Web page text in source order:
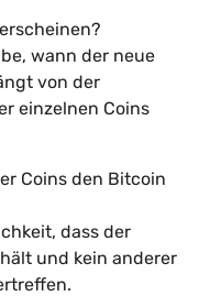
wann der neue
von der
einzelnen Coins
Coins den Bitcoin
dass der
und kein anderer